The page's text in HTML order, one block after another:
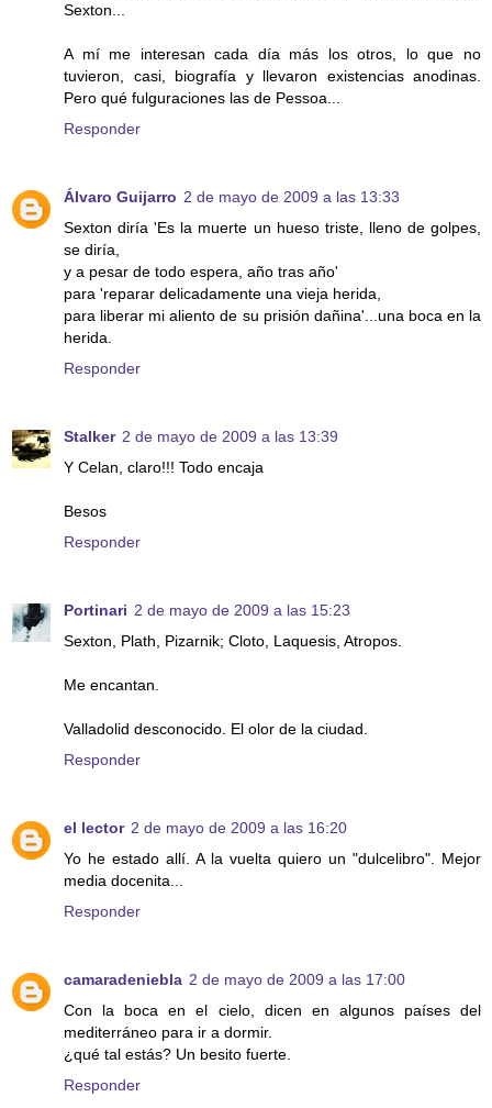
Sexton...
A mí me interesan cada día más los otros, lo que no
tuvieron, casi, biografía y llevaron existencias anodinas.
Pero qué fulguraciones las de Pessoa...
Responder
Álvaro Guijarro 2 de mayo de 2009 a las 13:33
Sexton diría 'Es la muerte un hueso triste, lleno de golpes,
se diría,
y a pesar de todo espera, año tras año'
para 'reparar delicadamente una vieja herida,
para liberar mi aliento de su prisión dañina'...una boca en la
herida.
Responder
Stalker 2 de mayo de 2009 a las 13:39
Y Celan, claro!!! Todo encaja
Besos
Responder
Portinari 2 de mayo de 2009 a las 15:23
Sexton, Plath, Pizarnik; Cloto, Laquesis, Atropos.
Me encantan.
Valladolid desconocido. El olor de la ciudad.
Responder
el lector 2 de mayo de 2009 a las 16:20
Yo he estado allí. A la vuelta quiero un "dulcelibro". Mejor
media docenita...
Responder
camaradeniebla 2 de mayo de 2009 a las 17:00
Con la boca en el cielo, dicen en algunos países del
mediterráneo para ir a dormir.
¿qué tal estás? Un besito fuerte.
Responder